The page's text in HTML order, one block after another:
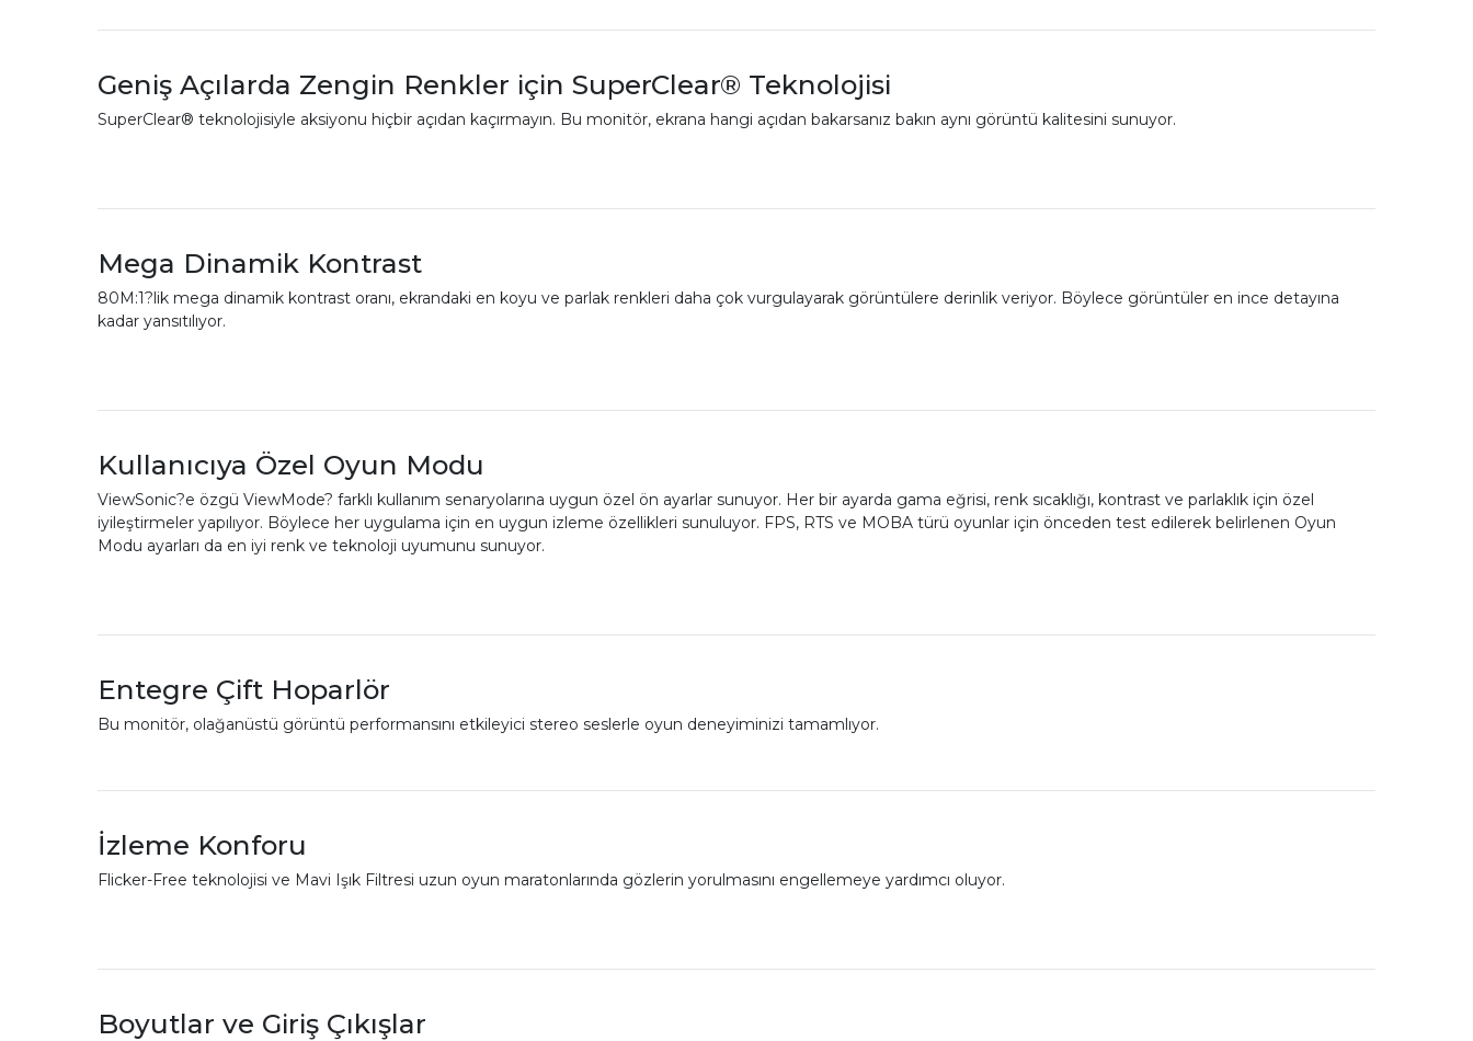
Geniş Açılarda Zengin Renkler için SuperClear® Teknolojisi
SuperClear® teknolojisiyle aksiyonu hiçbir açıdan kaçırmayın. Bu monitör, ekrana hangi açıdan bakarsanız bakın aynı görüntü kalitesini sunuyor.
Mega Dinamik Kontrast
80M:1?lik mega dinamik kontrast oranı, ekrandaki en koyu ve parlak renkleri daha çok vurgulayarak görüntülere derinlik veriyor. Böylece görüntüler en ince detayına
kadar yansıtılıyor.
Kullanıcıya Özel Oyun Modu
ViewSonic?e özgü ViewMode? farklı kullanım senaryolarına uygun özel ön ayarlar sunuyor. Her bir ayarda gama eğrisi, renk sıcaklığı, kontrast ve parlaklık için özel
iyileştirmeler yapılıyor. Böylece her uygulama için en uygun izleme özellikleri sunuluyor. FPS, RTS ve MOBA türü oyunlar için önceden test edilerek belirlenen Oyun
Modu ayarları da en iyi renk ve teknoloji uyumunu sunuyor.
Entegre Çift Hoparlör
Bu monitör, olağanüstü görüntü performansını etkileyici stereo seslerle oyun deneyiminizi tamamlıyor.
İzleme Konforu
Flicker-Free teknolojisi ve Mavi Işık Filtresi uzun oyun maratonlarında gözlerin yorulmasını engellemeye yardımcı oluyor.
Boyutlar ve Giriş Çıkışlar